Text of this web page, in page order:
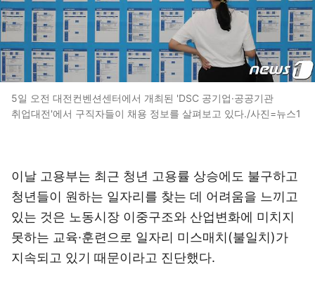
5일 오전 대전컨벤션센터에서 개최된 'DSC 공기업·공공기관
취업대전'에서 구직자들이 채용 정보를 살펴보고 있다./사진=뉴스1
이날 고용부는 최근 청년 고용률 상승에도 불구하고
청년들이 원하는 일자리를 찾는 데 어려움을 느끼고
있는 것은 노동시장 이중구조와 산업변화에 미치지
못하는 교육·훈련으로 일자리 미스매치(불일치)가
지속되고 있기 때문이라고 진단했다.